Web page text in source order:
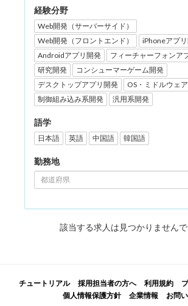
経験分野
Web開発（サーバーサイド）
Web開発（フロントエンド）
iPhoneアプ
Androidアプリ開発
フィーチャーフォンア
研究開発
コンシューマーゲーム開発
デスクトップアプリ開発
OS・ミドルウェ
制御組み込み系開発
汎用系開発
語学
日本語 英語 中国語 韓国語
勤務地
都道府県
該当する求人は見つかりませんで
チュートリアル 採用担当者の方へ 利用規約
個人情報保護方針
企業情報 お問